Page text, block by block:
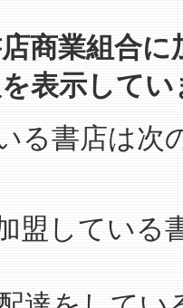
商業組合
表示して
る書店は次
盟している